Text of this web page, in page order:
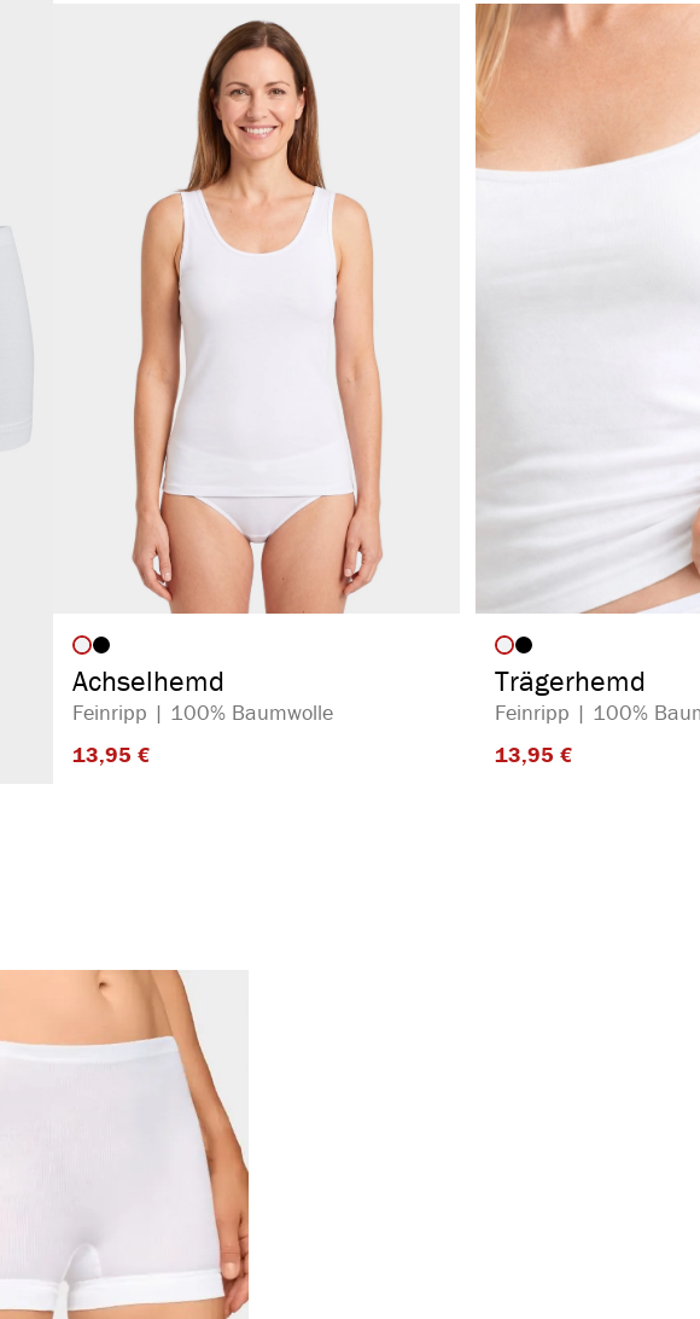
Artikelfarbe
Achselhemd
Feinripp | 100% Baumwolle
13,95 €​
Artikelfarbe
Trägerhemd
Feinripp | 100%
13,95 €​